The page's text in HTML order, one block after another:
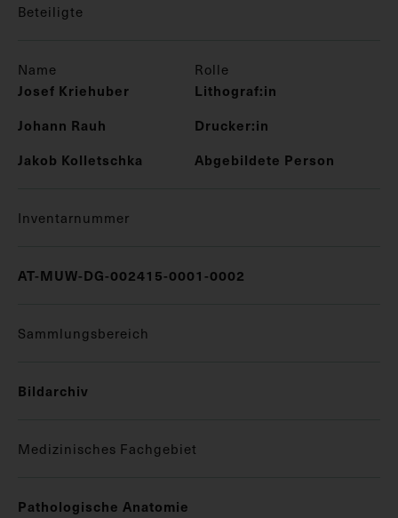
Beteiligte
Name Rolle
Josef Kriehuber
Lithograf:in
Johann Rauh
Drucker:in
Jakob Kolletschka
Abgebildete Person
Inventarnummer
AT-MUW-DG-002415-0001-0002
Sammlungsbereich
Bildarchiv
Medizinisches Fachgebiet
Pathologische Anatomie